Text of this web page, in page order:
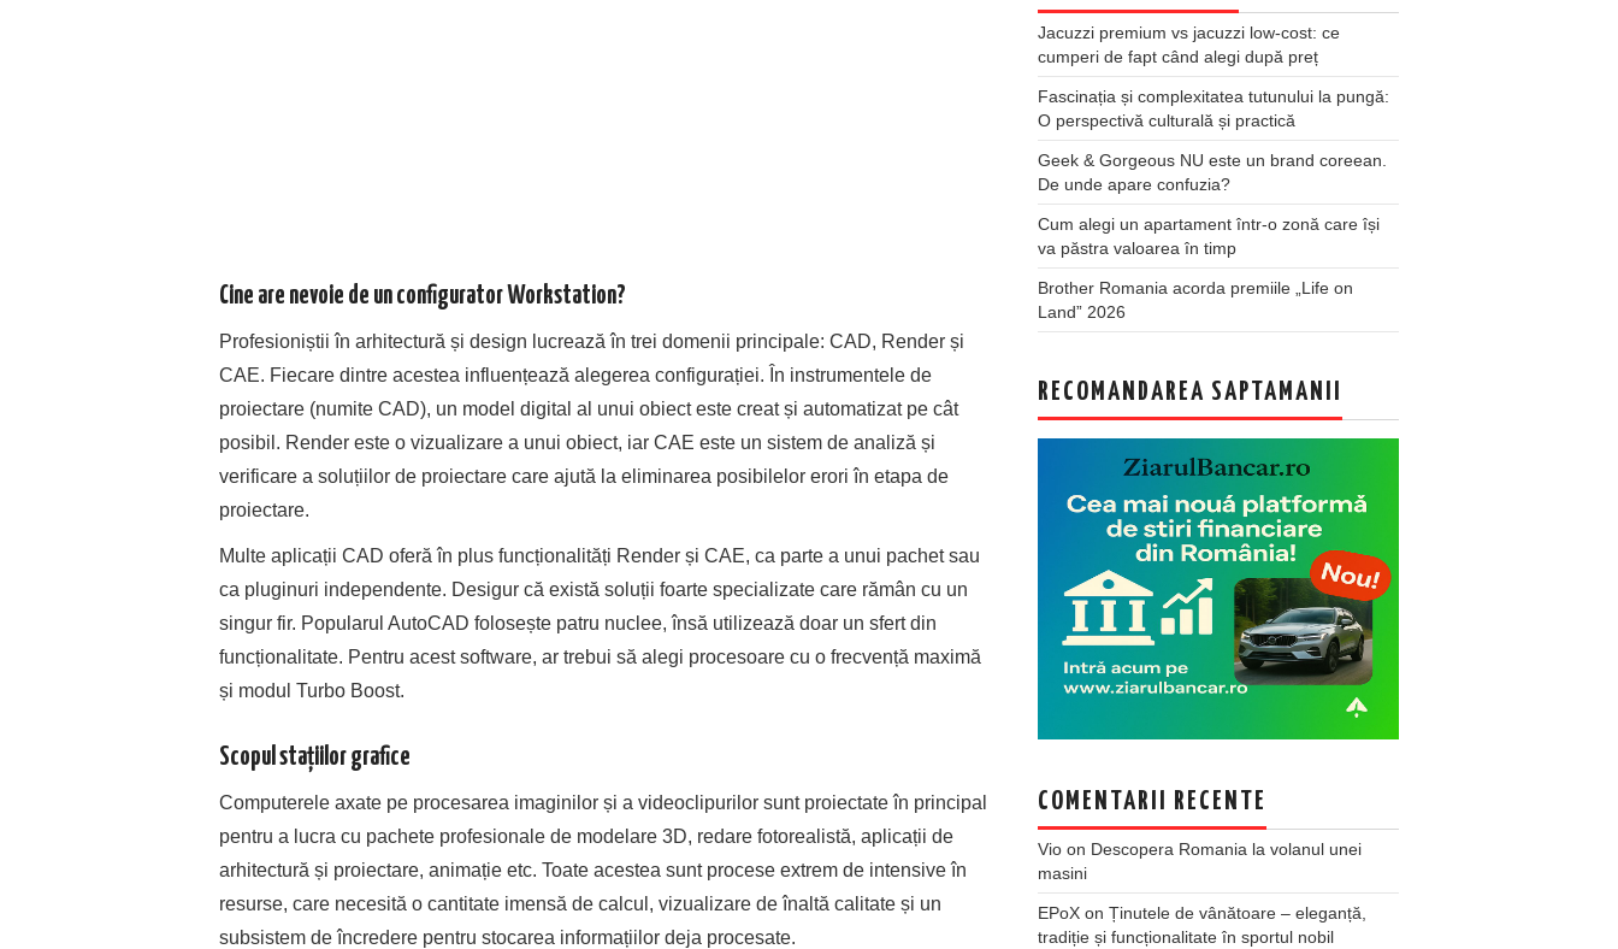
Cine are nevoie de un configurator Workstation?
Profesioniștii în arhitectură și design lucrează în trei domenii principale: CAD, Render și
CAE. Fiecare dintre acestea influențează alegerea configurației. În instrumentele de
proiectare (numite CAD), un model digital al unui obiect este creat și automatizat pe cât
posibil. Render este o vizualizare a unui obiect, iar CAE este un sistem de analiză și
verificare a soluțiilor de proiectare care ajută la eliminarea posibilelor erori în etapa de
proiectare.
Multe aplicații CAD oferă în plus funcționalități Render și CAE, ca parte a unui pachet sau
ca pluginuri independente. Desigur că există soluții foarte specializate care rămân cu un
singur fir. Popularul AutoCAD folosește patru nuclee, însă utilizează doar un sfert din
funcționalitate. Pentru acest software, ar trebui să alegi procesoare cu o frecvență maximă
și modul Turbo Boost.
Scopul stațiilor grafice
Computerele axate pe procesarea imaginilor și a videoclipurilor sunt proiectate în principal
pentru a lucra cu pachete profesionale de modelare 3D, redare fotorealistă, aplicații de
arhitectură și proiectare, animație etc. Toate acestea sunt procese extrem de intensive în
resurse, care necesită o cantitate imensă de calcul, vizualizare de înaltă calitate și un
subsistem de încredere pentru stocarea informațiilor deja procesate.
Jacuzzi premium vs jacuzzi low-cost: ce
cumperi de fapt când alegi după preț
Fascinația și complexitatea tutunului la pungă:
O perspectivă culturală și practică
Geek & Gorgeous NU este un brand coreean.
De unde apare confuzia?
Cum alegi un apartament într-o zonă care își
va păstra valoarea în timp
Brother Romania acorda premiile „Life on
Land” 2026
RECOMANDAREA SAPTAMANII
COMENTARII RECENTE
Vio on Descopera Romania la volanul unei
masini
EPoX on Ținutele de vânătoare – eleganță,
tradiție și funcționalitate în sportul nobil